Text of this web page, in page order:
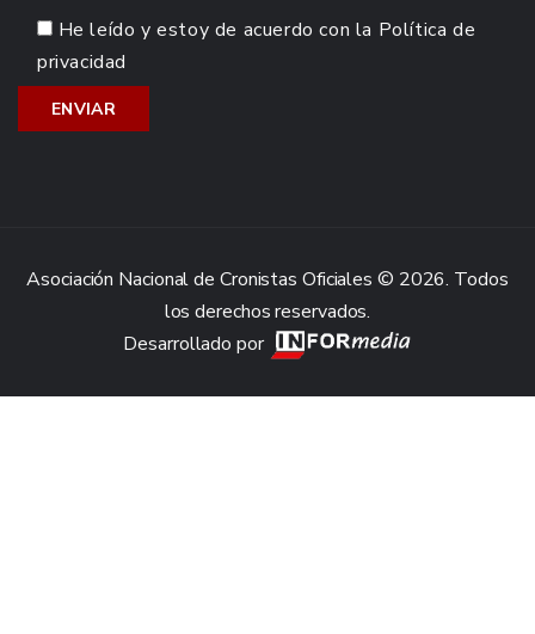
He leído y estoy de acuerdo con la Política de
privacidad
Asociación Nacional de Cronistas Oficiales © 2026. Todos
los derechos reservados.
Desarrollado por